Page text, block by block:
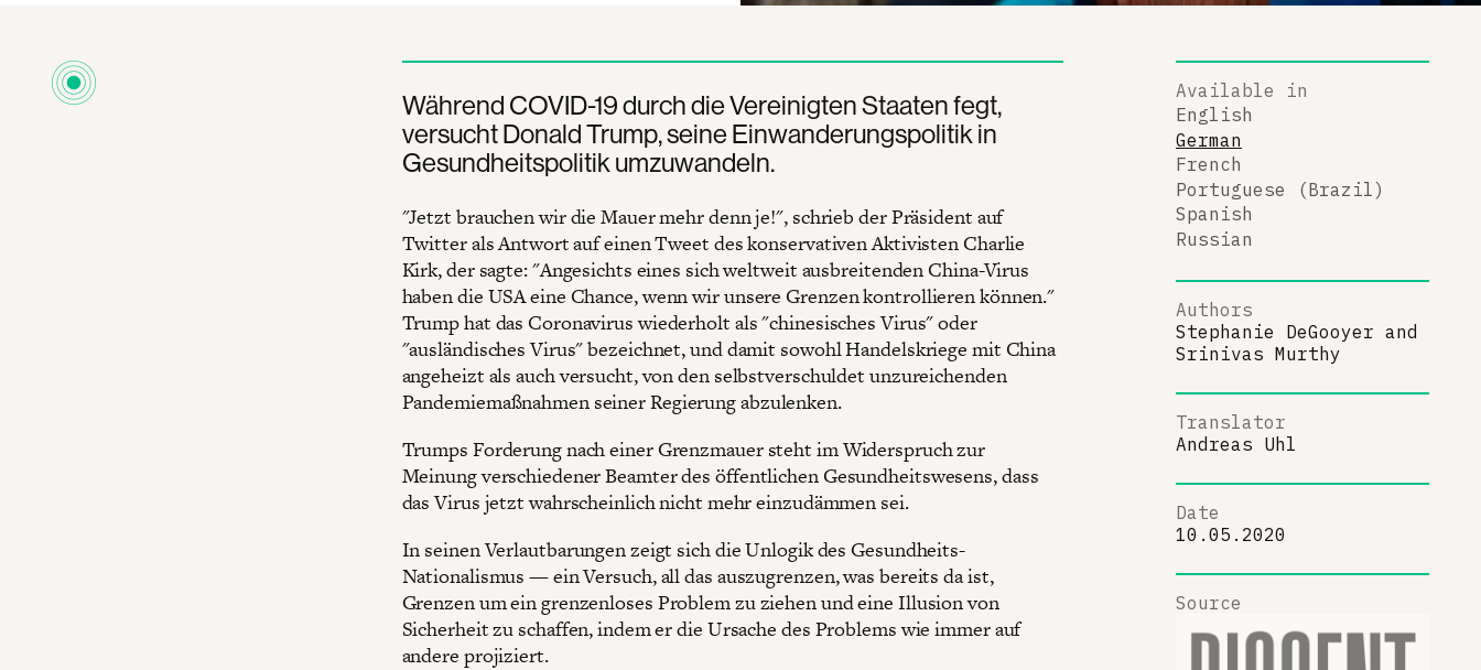
Während COVID-19 durch die Vereinigten Staaten fegt,
versucht Donald Trump, seine Einwanderungspolitik in
Gesundheitspolitik umzuwandeln.
"Jetzt brauchen wir die Mauer mehr denn je!", schrieb der Präsident auf
Twitter als Antwort auf einen Tweet des konservativen Aktivisten Charlie
Kirk, der sagte: "Angesichts eines sich weltweit ausbreitenden China-Virus
haben die USA eine Chance, wenn wir unsere Grenzen kontrollieren können."
Trump hat das Coronavirus wiederholt als "chinesisches Virus" oder
"ausländisches Virus" bezeichnet, und damit sowohl Handelskriege mit China
angeheizt als auch versucht, von den selbstverschuldet unzureichenden
Pandemiemaßnahmen seiner Regierung abzulenken.
Trumps Forderung nach einer Grenzmauer steht im Widerspruch zur
Meinung verschiedener Beamter des öffentlichen Gesundheitswesens, dass
das Virus jetzt wahrscheinlich nicht mehr einzudämmen sei.
In seinen Verlautbarungen zeigt sich die Unlogik des Gesundheits-
Nationalismus — ein Versuch, all das auszugrenzen, was bereits da ist,
Grenzen um ein grenzenloses Problem zu ziehen und eine Illusion von
Sicherheit zu schaffen, indem er die Ursache des Problems wie immer auf
andere projiziert.
Available in
English
German
French
Portuguese (Brazil)
Spanish
Russian
Authors
Stephanie DeGooyer and
Srinivas Murthy
Translator
Andreas Uhl
Date
10.05.2020
Source